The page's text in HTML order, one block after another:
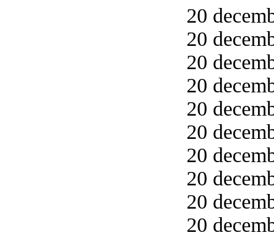
20
20
20
20
20
20
20
20
20
20